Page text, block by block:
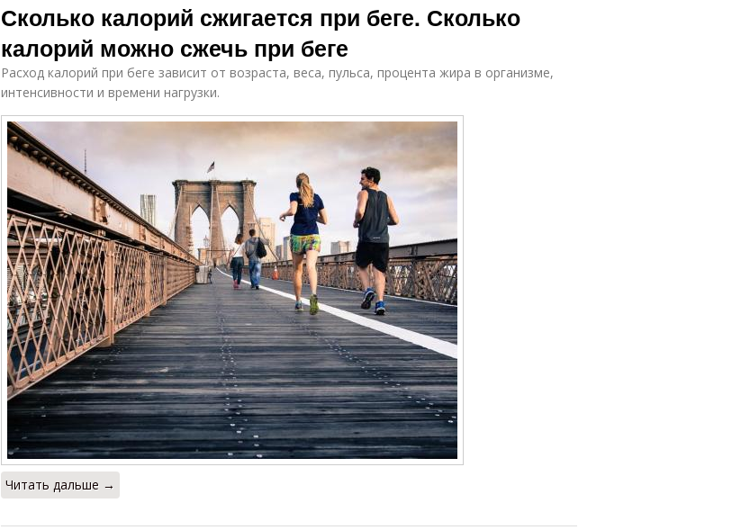
Сколько калорий сжигается при беге. Сколько
калорий можно сжечь при беге
Расход калорий при беге зависит от возраста, веса, пульса, процента жира в организме,
интенсивности и времени нагрузки.
Читать дальше →